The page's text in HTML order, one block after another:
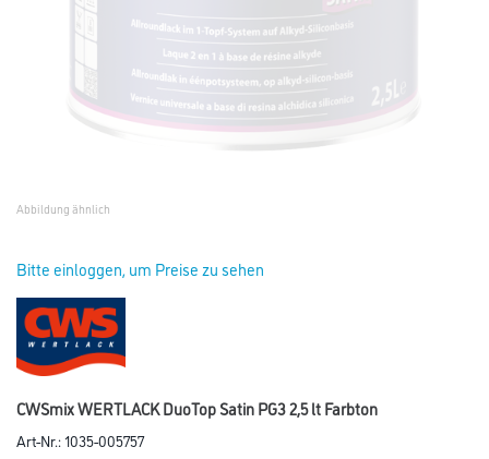
Abbildung ähnlich
Bitte einloggen, um Preise zu sehen
CWSmix WERTLACK DuoTop Satin PG3 2,5 lt Farbton
Art-Nr.:1035-005757